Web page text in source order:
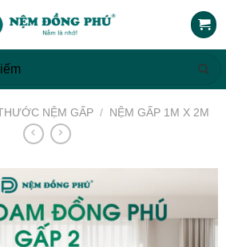
NỆM GẤP / NỆM GẤP 1M X 2M